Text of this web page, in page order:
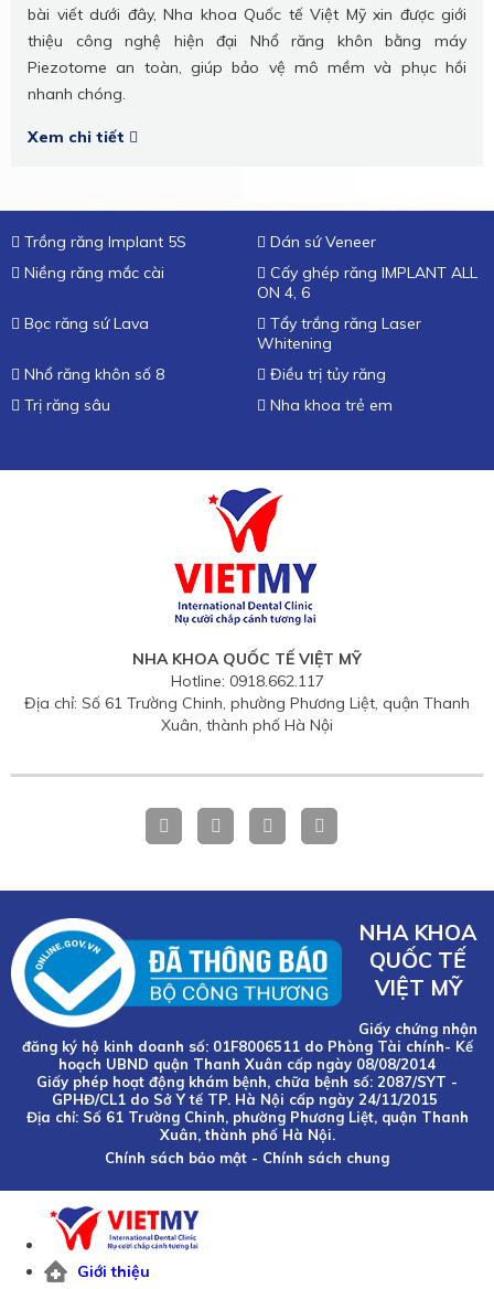
bài viết dưới đây, Nha khoa Quốc tế Việt Mỹ xin được giới
thiệu công nghệ hiện đại Nhổ răng khôn bằng máy
Piezotome an toàn, giúp bảo vệ mô mềm và phục hồi
nhanh chóng.
Xem chi tiết
Trồng răng Implant 5S
Dán sứ Veneer
Niềng răng mắc cài
Cấy ghép răng IMPLANT ALL
ON 4, 6
Bọc răng sứ Lava
Tẩy trắng răng Laser
Whitening
Nhổ răng khôn số 8
Điều trị tủy răng
Trị răng sâu
Nha khoa trẻ em
NHA KHOA QUỐC TẾ VIỆT MỸ
Hotline: 0918.662.117
Địa chỉ: Số 61 Trường Chinh, phường Phương Liệt, quận Thanh
Xuân, thành phố Hà Nội
NHA KHOA
QUỐC TẾ
VIỆT MỸ
Giấy chứng nhận
đăng ký hộ kinh doanh số: 01F8006511 do Phòng Tài chính- Kế
hoạch UBND quận Thanh Xuân cấp ngày 08/08/2014
Giấy phép hoạt động khám bệnh, chữa bệnh số: 2087/SYT -
GPHĐ/CL1 do Sở Y tế TP. Hà Nội cấp ngày 24/11/2015
Địa chỉ: Số 61 Trường Chinh, phường Phương Liệt, quận Thanh
Xuân, thành phố Hà Nội.
Chính sách bảo mật - Chính sách chung
Giới thiệu